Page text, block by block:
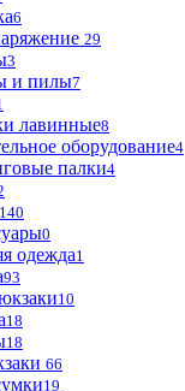
6
29
3
и пилы7
лавинные8
оборудование4
палки4
140
0
одежда1
93
10
18
18
66
19